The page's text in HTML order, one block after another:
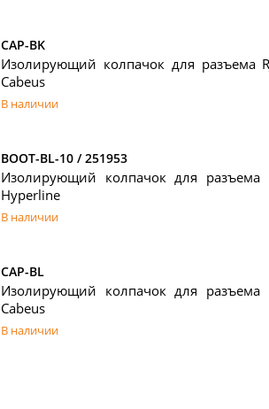
CAP-BK
Изолирующий колпачок для разъема
Cabeus
В наличии
BOOT-BL-10 / 251953
Изолирующий колпачок для разъема
Hyperline
В наличии
CAP-BL
Изолирующий колпачок для разъема
Cabeus
В наличии